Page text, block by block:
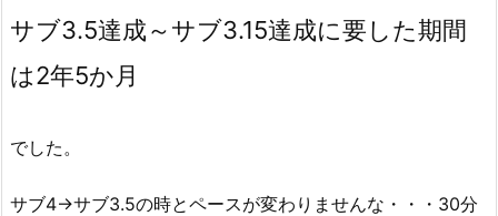
サブ3.5達成～サブ3.15達成に要した期間
は2年5か月
でした。
サブ4→サブ3.5の時とペースが変わりませんな・・・30分